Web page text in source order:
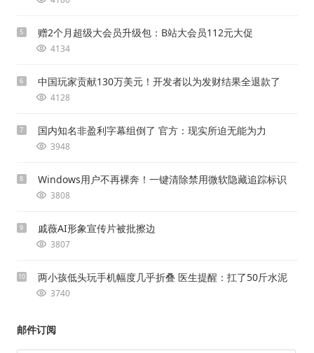
5 赠2个月超级大会员升级包：B站大会员112元大促
4134
6 中国玩家贡献130万美元！开发者以为发财结果全退款了
4128
7 国内知名非盈利字幕组倒了 官方：现实所迫无能为力
3948
8 Windows用户不再裸奔！一键清除禁用微软隐藏追踪标识
3808
9 戚薇AI形象宣传片被批擦边
3807
10 两小孩低头玩手机幅度几乎折叠 医生提醒：扛了50斤水泥
3740
邮件订阅